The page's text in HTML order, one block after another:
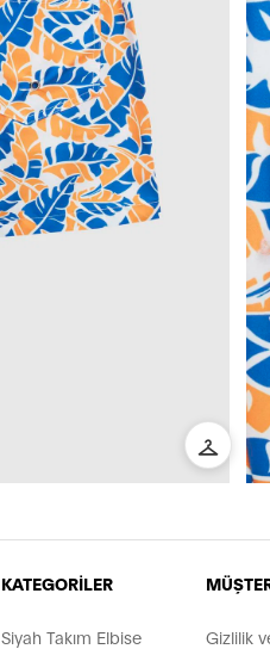
KATEGORİLER
Siyah Takım Elbise
Gizlilik